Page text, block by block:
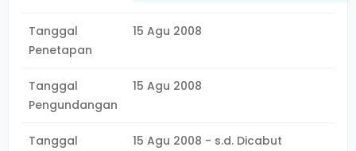
Tanggal
Penetapan
15 Agu 2008
Tanggal
Pengundangan
15 Agu 2008
Tanggal
15 Agu 2008 - s.d. Dicabut